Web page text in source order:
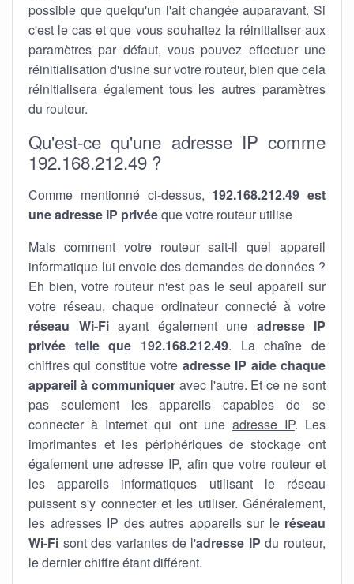
possible que quelqu'un l'ait changée auparavant. Si
c'est le cas et que vous souhaitez la réinitialiser aux
paramètres par défaut, vous pouvez effectuer une
réinitialisation d'usine sur votre routeur, bien que cela
réinitialisera également tous les autres paramètres
du routeur.
Qu'est-ce qu'une adresse IP comme
192.168.212.49 ?
Comme mentionné ci-dessus, 192.168.212.49 est
une adresse IP privéeque votre routeur utilise
Mais comment votre routeur sait-il quel appareil
informatique lui envoie des demandes de données ?
Eh bien, votre routeur n'est pas le seul appareil sur
votre réseau, chaque ordinateur connecté à votre
réseau Wi-Fiayant également une adresse IP
privée telle que 192.168.212.49. La chaîne de
chiffres qui constitue votre adresse IP aide chaque
appareil à communiqueravec l'autre. Et ce ne sont
pas seulement les appareils capables de se
connecter à Internet qui ont une adresse IP. Les
imprimantes et les périphériques de stockage ont
également une adresse IP, afin que votre routeur et
les appareils informatiques utilisant le réseau
puissent s'y connecter et les utiliser. Généralement,
les adresses IP des autres appareils sur le réseau
Wi-Fi sont des variantes de l'adresse IP du routeur,
le dernier chiffre étant différent.